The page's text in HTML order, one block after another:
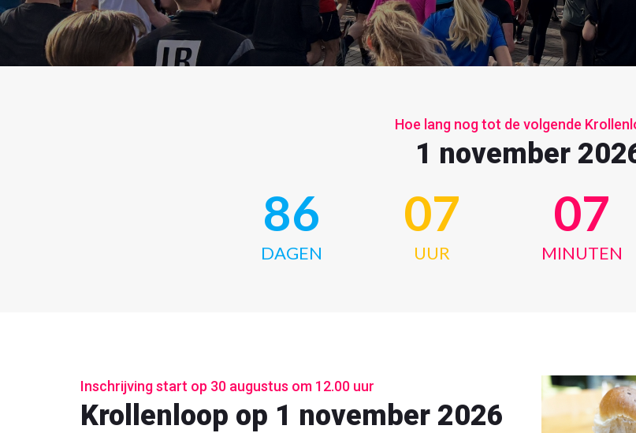
Hoe lang nog tot de volgende
1 november
86
DAGEN
07
UUR
07
MINUTEN
Inschrijving start op 30 augustus om 12.00 uur
Krollenloop op 1 november 2026